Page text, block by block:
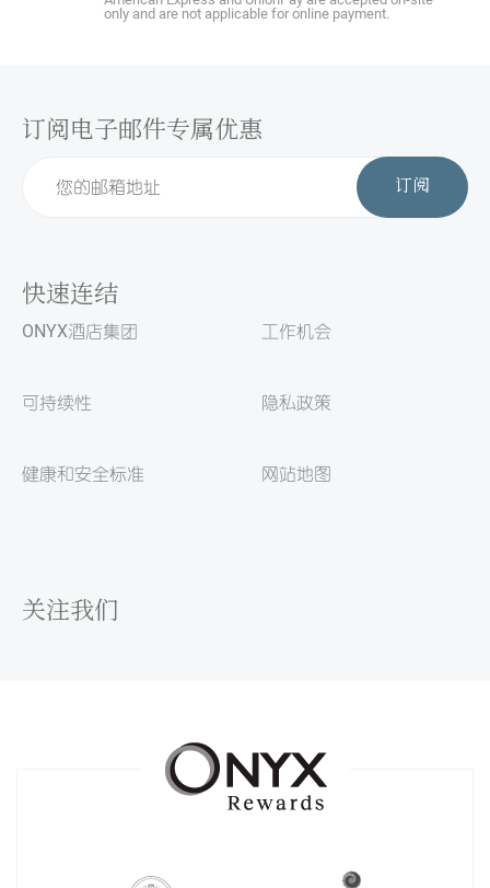
only and are not applicable for online payment.
订阅电子邮件专属优惠
订阅
快速连结
ONYX酒店集团
可持续性
健康和安全标准
工作机会
隐私政策
网站地图
关注我们